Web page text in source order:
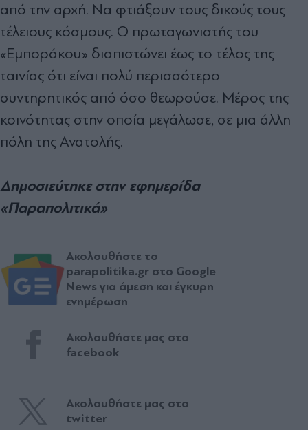
από την αρχή. Να φτιάξουν τους δικούς τους
τέλειους κόσµους. Ο πρωταγωνιστής του
«Εµποράκου» διαπιστώνει έως το τέλος της
ταινίας ότι είναι πολύ περισσότερο
συντηρητικός από όσο θεωρούσε. Μέρος της
κοινότητας στην οποία µεγάλωσε, σε µια άλλη
πόλη της Ανατολής.
Δημοσιεύτηκε στην εφημερίδα
«Παραπολιτικά»
Ακολουθήστε το
parapolitika.gr στο Google
News για άμεση και έγκυρη
ενημέρωση
Ακολουθήστε μας στο
facebook
Ακολουθήστε μας στο
twitter